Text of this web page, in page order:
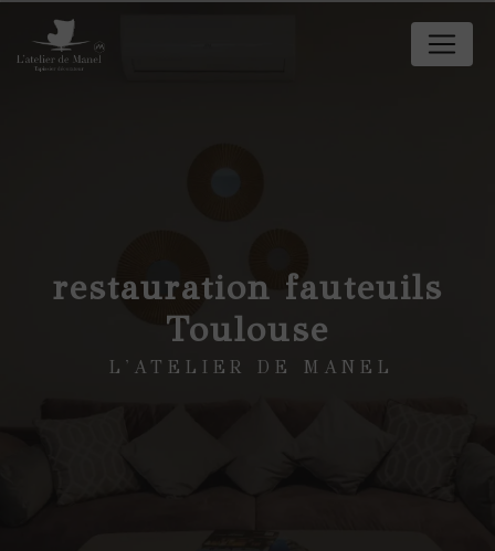
restauration fauteuils
Toulouse
L'ATELIER DE MANEL
Panneau de gestion des cookies